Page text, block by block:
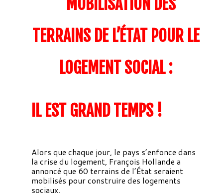
TERRAINS DE L’ÉTAT POUR LE
LOGEMENT SOCIAL :
IL EST GRAND TEMPS !
Alors que chaque jour, le pays s’enfonce dans
la crise du logement, François Hollande a
annoncé que 60 terrains de l’État seraient
mobilisés pour construire des logements
sociaux.